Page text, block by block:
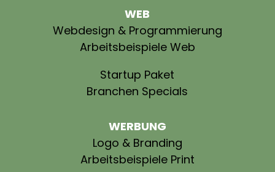
WEB
Webdesign & Programmierung
Arbeitsbeispiele Web
Startup Paket
Branchen Specials
WERBUNG
Logo & Branding
Arbeitsbeispiele Print